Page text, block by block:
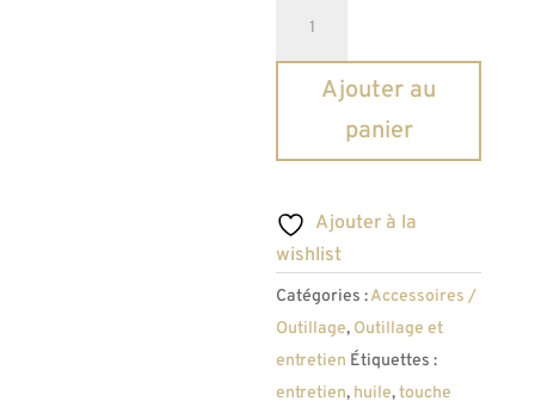
Armonics
Ajouter au
panier
Ajouter à la
wishlist
Catégories :Accessoires /
Outillage, Outillage et
entretien Étiquettes :
entretien, huile,touche